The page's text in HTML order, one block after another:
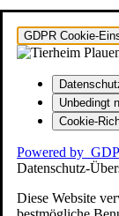
GDPR Cookie-
Unbedingt
Cookie-
Powered by
Datenschutz-
Diese Website